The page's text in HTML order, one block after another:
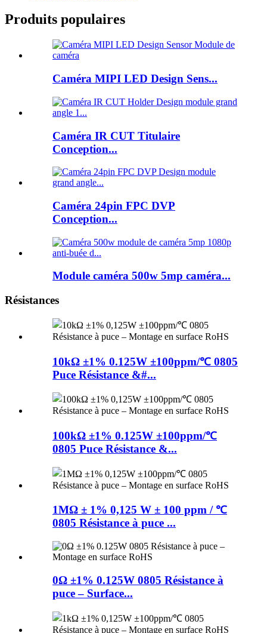
Produits populaires
Caméra MIPI LED Design Sens...
Caméra IR CUT Titulaire
Conception...
Caméra 24pin FPC DVP
Conception...
Module caméra 500w 5mp caméra...
Résistances
10kΩ ±1% 0.125W ±100ppm/℃ 0805
Puce Résistance &#...
100kΩ ±1% 0.125W ±100ppm/℃
0805 Puce Résistance &...
1MΩ ± 1% 0,125 W ± 100 ppm / ℃
0805 Résistance à puce ...
0Ω ±1% 0.125W 0805 Résistance à
puce – Surface...